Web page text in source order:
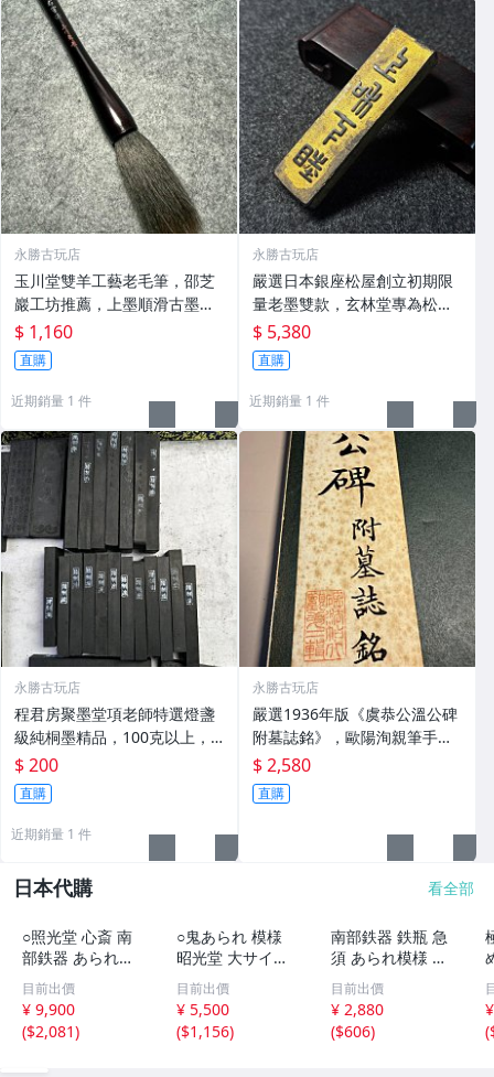
永勝古玩店
玉川堂雙羊工藝老毛筆，邵芝
巖工坊推薦，上墨順滑古墨專
用 老墨 冬青 老筆
$ 1,160
直購
近期銷量 1 件
永勝古玩店
嚴選日本銀座松屋創立初期限
量老墨雙款，玄林堂專為松屋
打造，重量22.5g，適合收藏
及品味民國時期古雅文化 文房
用具 民國古墨 收藏文玩
$ 5,380
直購
近期銷量 1 件
永勝古玩店
程君房聚墨堂項老師特選燈盞
級純桐墨精品，100克以上，
檀香墨質細膩黑亮 藍紫光放 檢
驗嚴選推薦 燈盞級墨 放藍紫光
檢驗嚴選
$ 200
直購
近期銷量 1 件
永勝古玩店
嚴選1936年版《虞恭公溫公碑
附墓誌銘》，歐陽洵親筆手
跡，典藏歷史與書法珍品 唐史
研究 碑刻藝術 田中和市版
$ 2,580
直購
日本代購 看全部
○照光堂 心斎 南
部鉄器 あられ模
様 鉄瓶 ひねり提
み
目前出價
¥ 9,900
($2,081)
○鬼あられ 模様
昭光堂 大サイズ
鉄瓶 当時物
目前出價
¥ 5,500
($1,156)
南部鉄器 鉄瓶 急
須 あられ模様 茶
道具 伝統工芸品
目前出價
¥ 2,880
($606)
(